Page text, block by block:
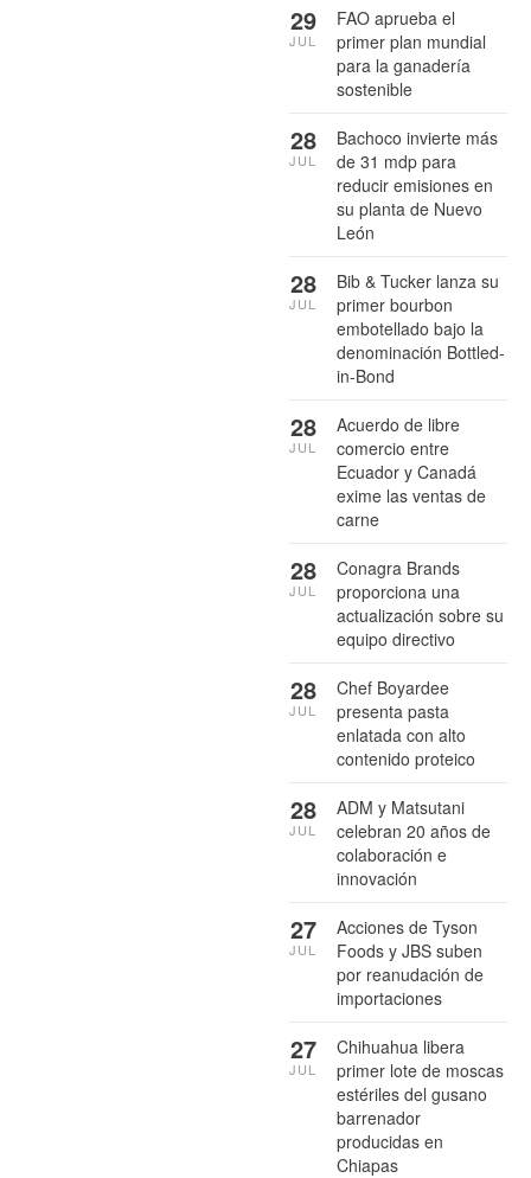
FAO aprueba el
primer plan mundial
para la ganadería
sostenible
29
JUL
Bachoco invierte más
de 31 mdp para
reducir emisiones en
su planta de Nuevo
León
28
JUL
Bib & Tucker lanza su
primer bourbon
embotellado bajo la
denominación Bottled-
in-Bond
28
JUL
Acuerdo de libre
comercio entre
Ecuador y Canadá
exime las ventas de
carne
28
JUL
Conagra Brands
proporciona una
actualización sobre su
equipo directivo
28
JUL
Chef Boyardee
presenta pasta
enlatada con alto
contenido proteico
28
JUL
ADM y Matsutani
celebran 20 años de
colaboración e
innovación
28
JUL
Acciones de Tyson
Foods y JBS suben
por reanudación de
importaciones
27
JUL
Chihuahua libera
primer lote de moscas
estériles del gusano
barrenador
producidas en
Chiapas
27
JUL